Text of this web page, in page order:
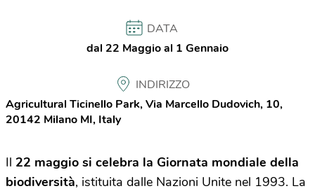
DATA
dal 22 Maggio al 1 Gennaio
INDIRIZZO
Agricultural Ticinello Park, Via Marcello Dudovich, 10,
20142 Milano MI, Italy
Il 22 maggio si celebra la Giornata mondiale della
biodiversità, istituita dalle Nazioni Unite nel 1993. La